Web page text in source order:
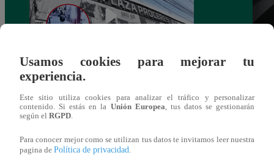
Asesinan a comerciante ferretero dentro de
galería en San Juan de Lurigancho
Usamos cookies para mejorar tu
experiencia.
Este sitio utiliza cookies para analizar el tráfico y personalizar
contenido. Si estás en la Unión Europea , tus datos se gestionarán
según el RGPD
Para conocer mejor como se utilizan tus datos te invitamos leer nuestra
pagina de Política de privacidad